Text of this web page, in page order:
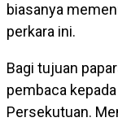
biasanya
perkara ini.
Bagi tujuan
pembaca
Persekutuan.